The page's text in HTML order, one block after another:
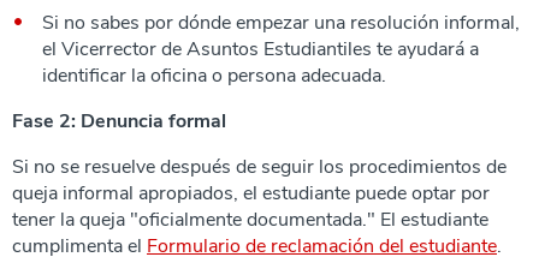
Si no sabes por dónde empezar una resolución informal,
el Vicerrector de Asuntos Estudiantiles te ayudará a
identificar la oficina o persona adecuada.
Fase 2: Denuncia formal
Si no se resuelve después de seguir los procedimientos de
queja informal apropiados, el estudiante puede optar por
tener la queja "oficialmente documentada." El estudiante
cumplimenta el Formulario de reclamación del estudiante.